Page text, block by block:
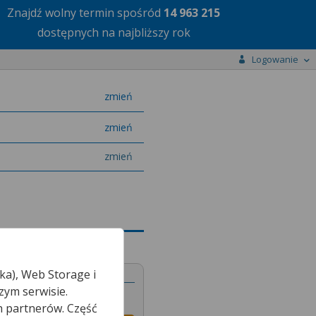
Znajdź wolny termin spośród 14 963 215
dostępnych na najbliższy rok
Logowanie
zmień
miasto
zmień
specjalizację
zmień
Web Storage i
serwisie.
partnerów. Część